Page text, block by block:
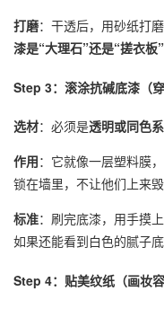
打磨：干透后，用砂纸打磨
漆是“大理石”还是“搓衣板”
Step 3：滚涂抗碱底漆（
选材：必须是透明或同色
作用：它就像一层塑料膜
锁在墙里，不让他们上来毁
标准：刷完底漆，用手摸
如果还能看到白色的腻子
Step 4：贴美纹纸（画妆容